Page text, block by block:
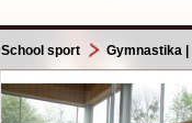
School sport Gymnastika